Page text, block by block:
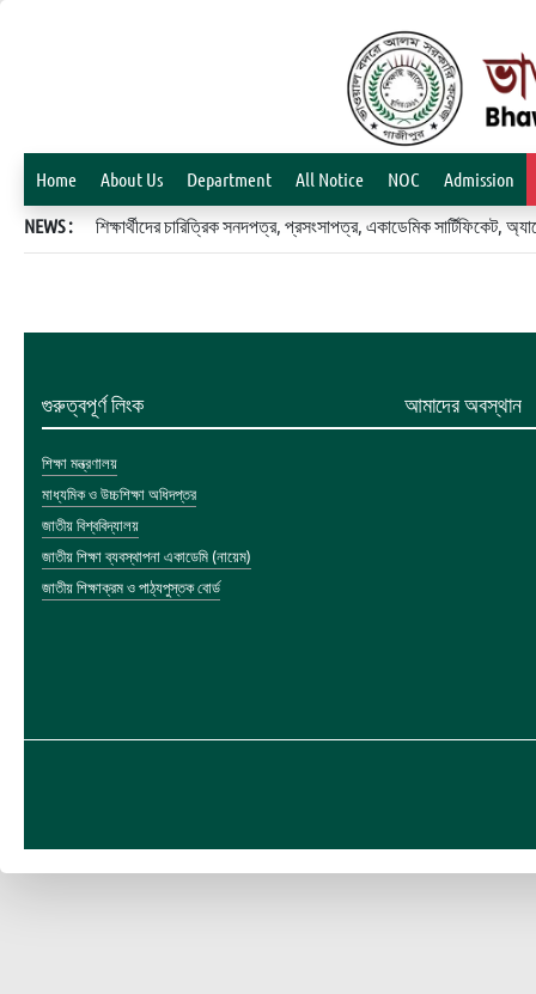
Home About Us Department All Notice NOC Admission
NEWS : শিক্ষার্থীদের চারিত্রিক সনদপত্র, প্রসংসাপত্র, একাডেমিক
গুরুত্বপূর্ণ লিংক
শিক্ষা মন্ত্রণালয়
মাধ্যমিক ও উচ্চশিক্ষা অধিদপ্তর
জাতীয় বিশ্ববিদ্যালয়
জাতীয় শিক্ষা ব্যবস্থাপনা একাডেমি (নায়েম)
জাতীয় শিক্ষাক্রম ও পাঠ্যপুস্তক বোর্ড
আমাদের অবস্থান